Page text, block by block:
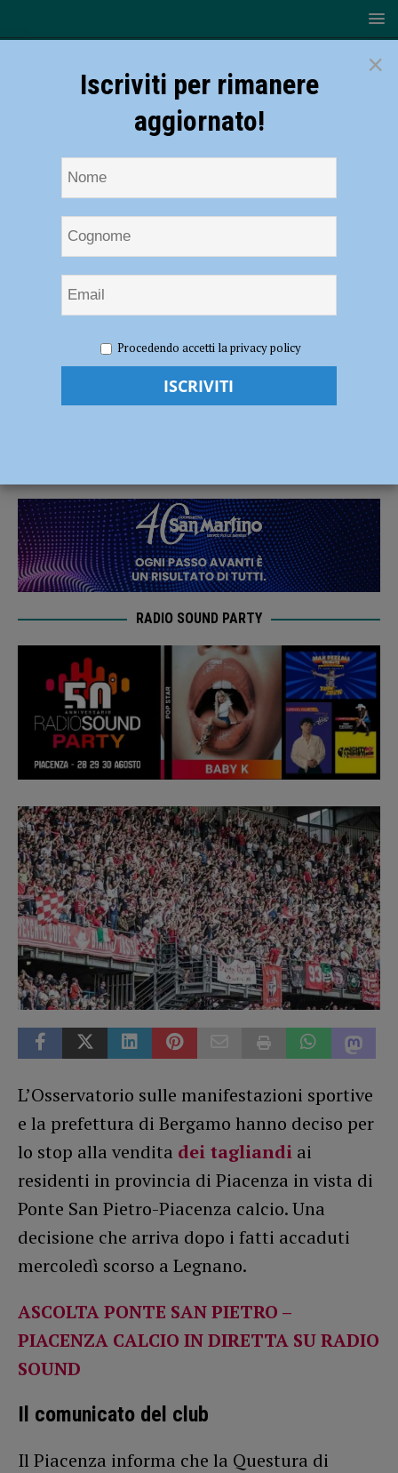
Pietro-Piacenza: trasferta vietata per i tifosi biancorossi
Ponte San Pietro-Piacenza: trasferta
RADIO SOUND PARTY
L’Osservatorio sulle manifestazioni sportive
e la prefettura di Bergamo hanno deciso per
lo stop alla vendita dei tagliandi ai
residenti in provincia di Piacenza in vista di
Ponte San Pietro-Piacenza calcio. Una
decisione che arriva dopo i fatti accaduti
mercoledì scorso a Legnano.
ASCOLTA PONTE SAN PIETRO –
PIACENZA CALCIO IN DIRETTA SU RADIO
SOUND
Il comunicato del club
Il Piacenza informa che la Questura di
×
Iscriviti per rimanere
aggiornato!
Procedendo accetti la privacy policy